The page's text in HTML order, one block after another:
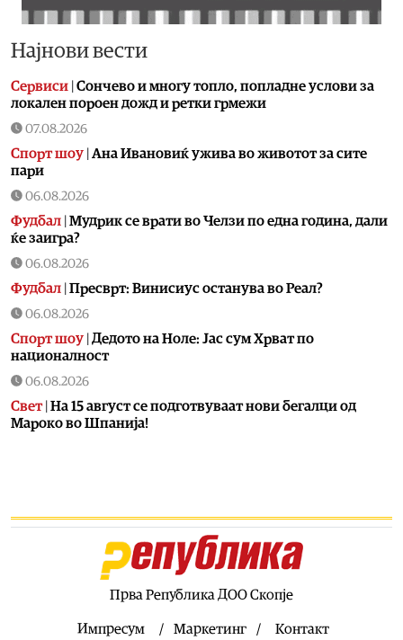
Најнови вести
Сервиси | Сончево и многу топло, попладне услови за
локален пороен дожд и ретки грмежи
07.08.2026
Спорт шоу | Aна Ивановиќ ужива во животот за сите
пари
06.08.2026
Фудбал | Мудрик се врати во Челзи по една година, дали
ќе заигра?
06.08.2026
Фудбал | Пресврт: Винисиус останува во Реал?
06.08.2026
Спорт шоу | Дедото на Ноле: Јас сум Хрват по
националност
06.08.2026
Свет| На 15 август се подготвуваат нови бегалци од
Мароко во Шпанија!
06.08.2026
Зеленски в сабота во официјална посета на
Србија, ќе се сретне со Вучиќ
Демографската криза веќе стигна до училишните
Прва Република ДОО Скопје
Импресум Маркетинг Контакт